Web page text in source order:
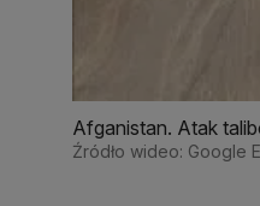
Afganistan. Atak
Źródło wideo: Google